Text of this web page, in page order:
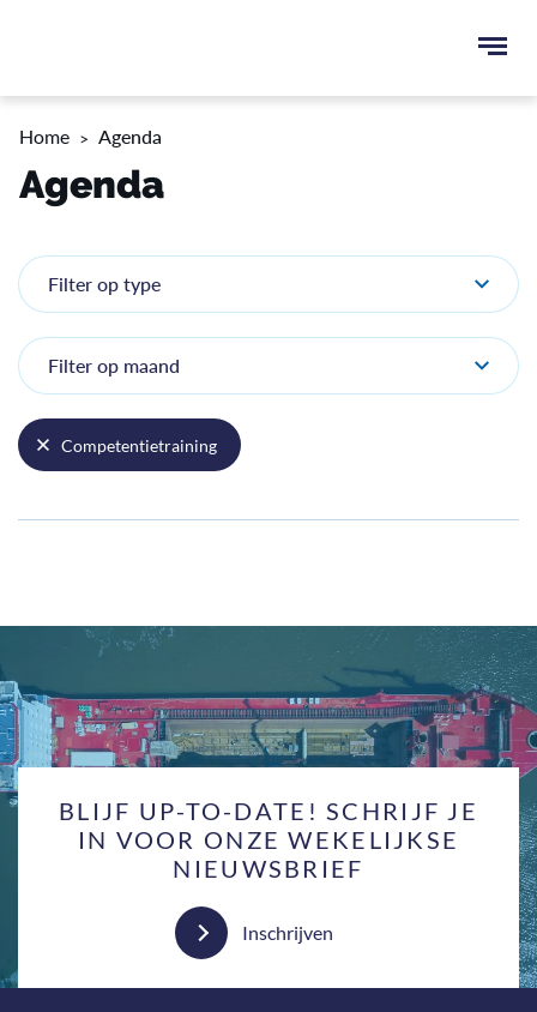
menu
Home Agenda
Agenda
Filter op type
Filter op maand
Competentietraining
BLIJF UP-TO-DATE! SCHRIJF JE
IN VOOR ONZE WEKELIJKSE
NIEUWSBRIEF
Inschrijven